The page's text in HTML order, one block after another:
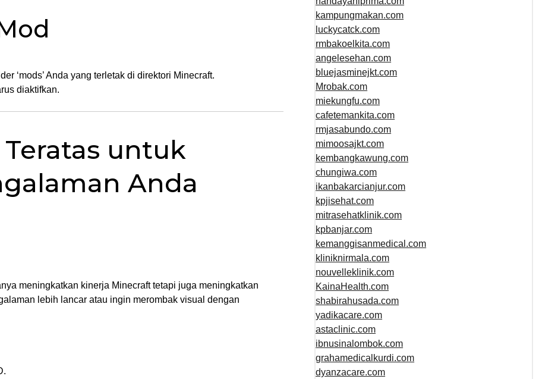
‘mods’ Anda yang terletak di direktori Minecraft.
diaktifkan.
untuk
Anda
meningkatkan kinerja Minecraft tetapi juga meningkatkan
lebih lancar atau ingin merombak visual dengan
kampungmakan.com
luckycatck.com
rmbakoelkita.com
angelesehan.com
bluejasminejkt.com
Mrobak.com
miekungfu.com
cafetemankita.com
rmjasabundo.com
mimoosajkt.com
kembangkawung.com
chungiwa.com
ikanbakarcianjur.com
kpjisehat.com
mitrasehatklinik.com
kpbanjar.com
kemanggisanmedical.com
kliniknirmala.com
nouvelleklinik.com
KainaHealth.com
shabirahusada.com
yadikacare.com
astaclinic.com
ibnusinalombok.com
grahamedicalkurdi.com
dyanzacare.com